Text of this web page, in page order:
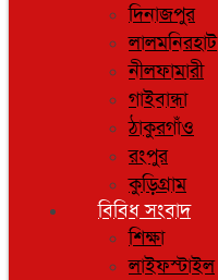
দিনাজপুর
লালমনিরহাট
নীলফামারী
গাইবান্ধা
ঠাকুরগাঁও
রংপুর
কুড়িগ্রাম
বিবিধ সংবাদ
শিক্ষা
লাইফস্টাইল